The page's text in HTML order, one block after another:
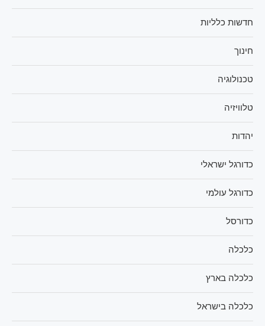
חדשות כלליות
חינוך
טכנולוגיה
טלוויזיה
יהדות
כדורגל ישראלי
כדורגל עולמי
כדורסל
כלכלה
כלכלה בארץ
כלכלה בישראל